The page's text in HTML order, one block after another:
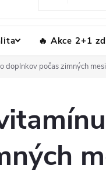
Akce 2+1
doplnkov počas zimných